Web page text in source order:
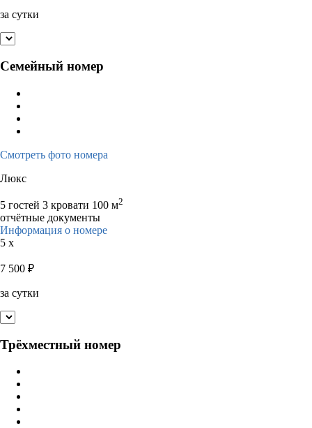
за сутки
Семейный номер
Смотреть фото номера
Люкс
5 гостей 3 кровати 100 м2
отчётные документы
Информация о номере
5 x
7 500 ₽
за сутки
Трёхместный номер